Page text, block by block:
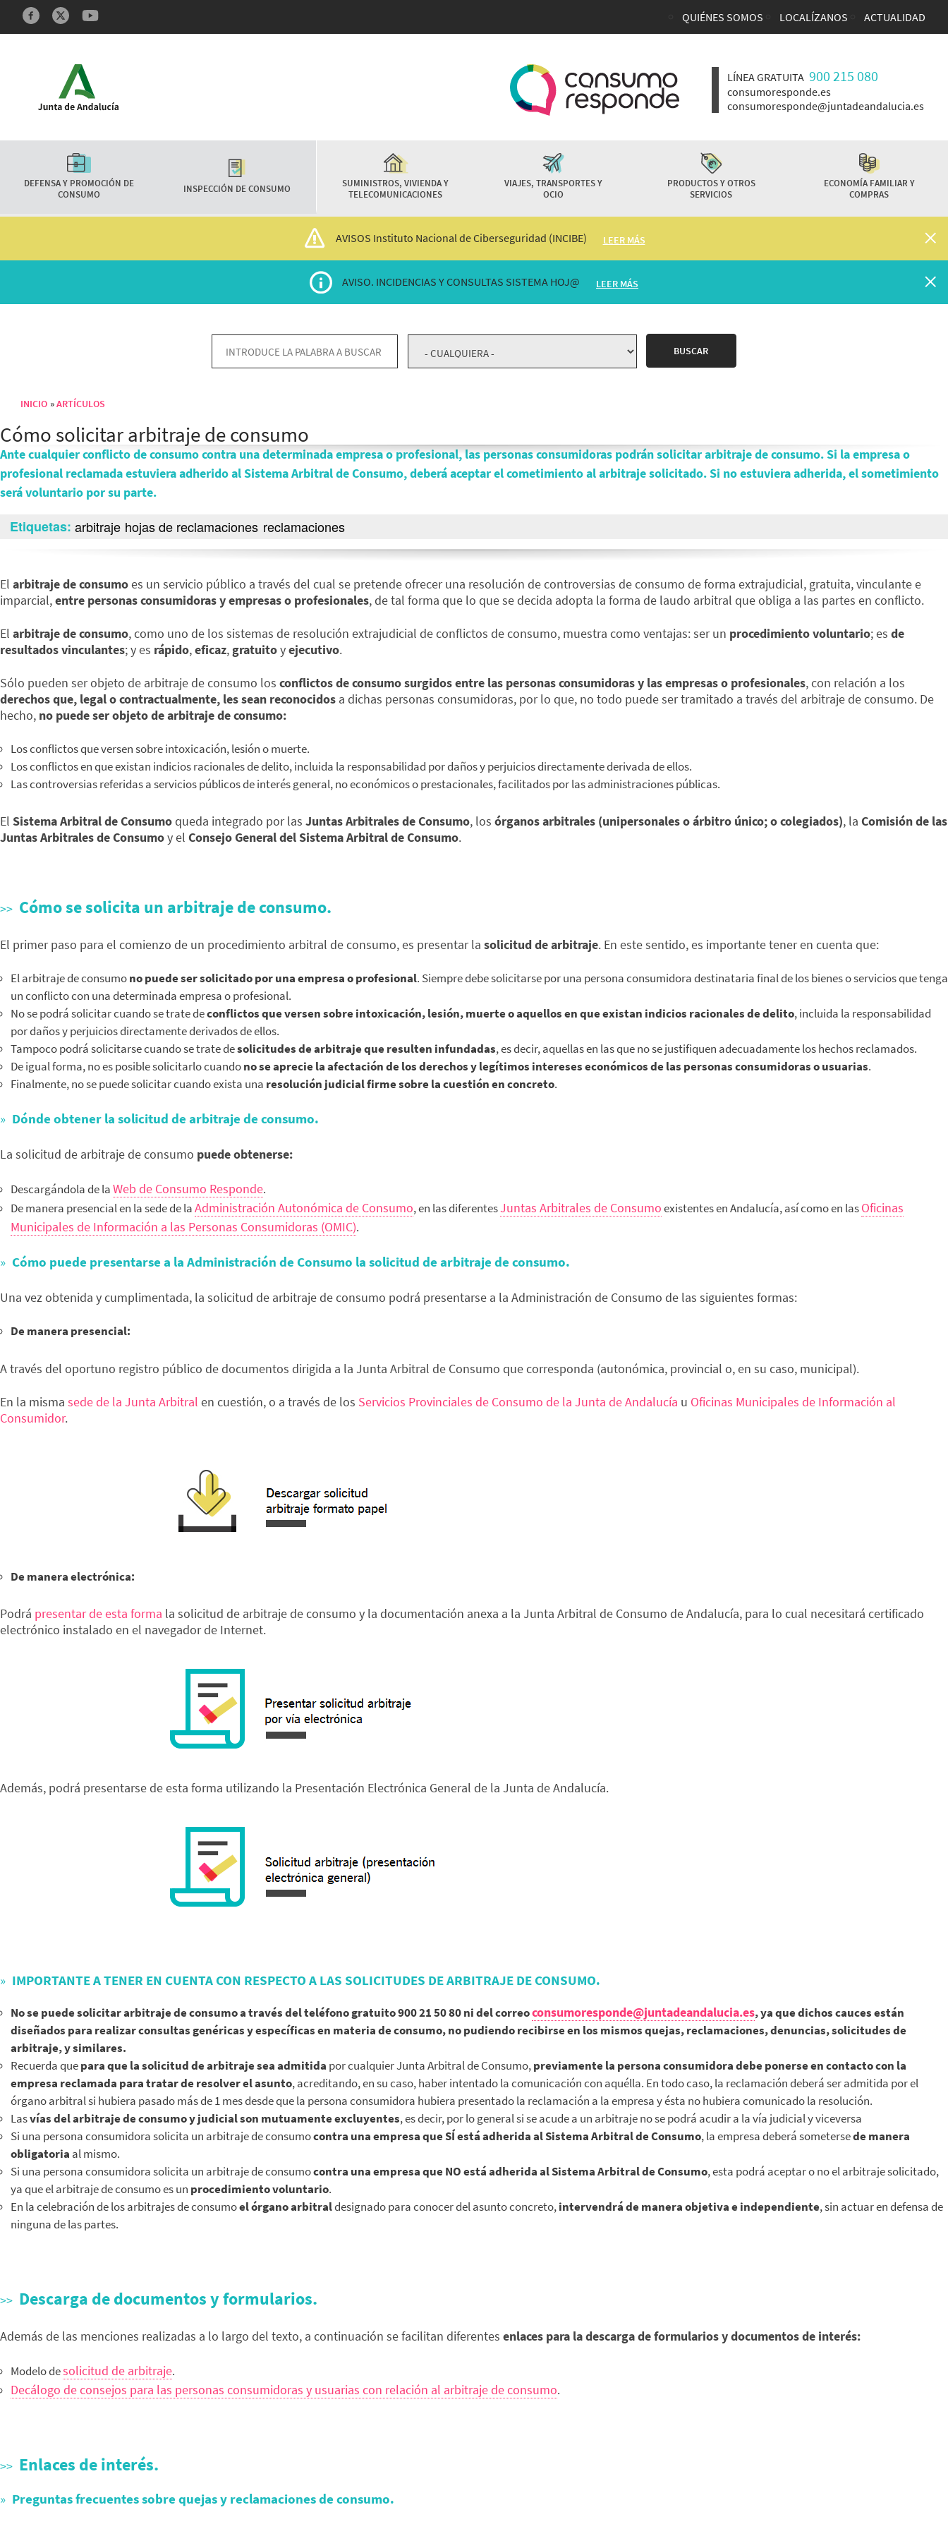
Redes sociales y Feeds Enlaces top cabecera
QUIÉNES SOMOS LOCALÍZANOS ACTUALIDAD
LÍNEA GRATUITA 900 215 080
consumoresponde.es
consumoresponde@juntadeandalucia.es
Características
DEFENSA Y PROMOCIÓN DE
CONSUMO
INSPECCIÓN DE CONSUMO
SUMINISTROS, VIVIENDA Y
TELECOMUNICACIONES
VIAJES, TRANSPORTES Y
OCIO
PRODUCTOS Y OTROS
SERVICIOS
ECONOMÍA FAMILIAR Y
COMPRAS
AVISOS Instituto Nacional de Ciberseguridad (INCIBE) LEER MÁS
AVISO. INCIDENCIAS Y CONSULTAS SISTEMA HOJ@ LEER MÁS
Sobrescribir enlaces de ayuda a la navegación
INICIO ARTÍCULOS
Cómo solicitar arbitraje de consumo
Ante cualquier conflicto de consumo contra una determinada empresa o profesional, las personas consumidoras podrán solicitar arbitraje de consumo. Si la empresa o
profesional reclamada estuviera adherido al Sistema Arbitral de Consumo, deberá aceptar el cometimiento al arbitraje solicitado. Si no estuviera adherida, el sometimiento
será voluntario por su parte.
Etiquetas arbitraje hojas de reclamaciones reclamaciones
El arbitraje de consumoes un servicio público a través del cual se pretende ofrecer una resolución de controversias de consumo de forma extrajudicial, gratuita, vinculante e
imparcial,entre personas consumidoras y empresas o profesionales, de tal forma que lo que se decida adopta la forma de laudo arbitral que obliga a las partes en conflicto.
El arbitraje de consumo, como uno de los sistemas de resolución extrajudicial de conflictos de consumo, muestra como ventajas: ser un procedimiento voluntario; es de
resultados vinculantes; y es rápido,eficaz, gratuitoyejecutivo.
Sólo pueden ser objeto de arbitraje de consumo los conflictos de consumo surgidos entre las personas consumidoras y las empresas o profesionales, con relación a los
derechos que, legal o contractualmente, les sean reconocidos a dichas personas consumidoras, por lo que, no todo puede ser tramitado a través del arbitraje de consumo. De
hecho, no puede ser objeto de arbitraje de consumo:
Los conflictos que versen sobre intoxicación, lesión o muerte.
Los conflictos en que existan indicios racionales de delito, incluida la responsabilidad por daños y perjuicios directamente derivada de ellos.
Las controversias referidas a servicios públicos de interés general, no económicos o prestacionales, facilitados por las administraciones públicas.
El Sistema Arbitral de Consumoqueda integrado por las Juntas Arbitrales de Consumo, los órganos arbitrales (unipersonales o árbitro único; o colegiados), la Comisión de las
Juntas Arbitrales de Consumoy el Consejo General del Sistema Arbitral de Consumo.
Cómo se solicita un arbitraje de consumo.
El primer paso para el comienzo de un procedimiento arbitral de consumo, es presentar la solicitud de arbitraje. En este sentido, es importante tener en cuenta que:
El arbitraje de consumono puede ser solicitado por una empresa o profesional. Siempre debe solicitarse por una persona consumidora destinataria final de los bienes o servicios que tenga
un conflicto con una determinada empresa o profesional.
No se podrá solicitar cuando se trate deconflictos que versen sobre intoxicación, lesión, muerte o aquellos en que existan indicios racionales de delito, incluida la responsabilidad
por daños y perjuicios directamente derivados de ellos.
Tampoco podrá solicitarse cuando se trate desolicitudes de arbitraje que resulten infundadas, es decir, aquellas en las que no se justifiquen adecuadamente los hechos reclamados.
De igual forma, no es posible solicitarlo cuandono se aprecie la afectación de los derechos y legítimos intereses económicos de las personas consumidoras o usuarias.
Finalmente, no se puede solicitar cuando exista una resolución judicial firme sobre la cuestión en concreto.
Dónde obtener la solicitud de arbitraje de consumo.
La solicitud de arbitraje de consumo puede obtenerse:
Descargándola de laWeb de Consumo Responde.
De manera presencial en la sede de laAdministración Autonómica de Consumo, en las diferentesJuntas Arbitrales de Consumoexistentes en Andalucía, así como en lasOficinas
Municipales de Información a las Personas Consumidoras (OMIC).
Cómo puede presentarse a la Administración de Consumo la solicitud de arbitraje de consumo.
Una vez obtenida y cumplimentada, la solicitud de arbitraje de consumo podrá presentarse a la Administración de Consumo de las siguientes formas:
De manera presencial:
A través del oportuno registro público de documentos dirigida a la Junta Arbitral de Consumo que corresponda (autonómica, provincial o, en su caso, municipal).
En la misma sede de la Junta Arbitral en cuestión, o a través de los Servicios Provinciales de Consumo de la Junta de Andalucía u Oficinas Municipales de Información al
Consumidor.
De manera electrónica:
Podrá presentar de esta forma la solicitud de arbitraje de consumo y la documentación anexa a la Junta Arbitral de Consumo de Andalucía, para lo cual necesitará certificado
electrónico instalado en el navegador de Internet.
Además, podrá presentarse de esta forma utilizando la Presentación Electrónica General de la Junta de Andalucía.
IMPORTANTE A TENER EN CUENTA CON RESPECTO A LAS SOLICITUDES DE ARBITRAJE DE CONSUMO.
No se puede solicitar arbitraje de consumo a través del teléfono gratuito 900 21 50 80 ni del correoconsumoresponde@juntadeandalucia.es, ya que dichos cauces están
diseñados para realizar consultas genéricas y específicas en materia de consumo, no pudiendo recibirse en los mismos quejas, reclamaciones, denuncias, solicitudes de
arbitraje, y similares.
Recuerda quepara que la solicitud de arbitraje sea admitida por cualquier Junta Arbitral de Consumo,previamente la persona consumidora debe ponerse en contacto con la
empresa reclamada para tratar de resolver el asunto, acreditando, en su caso, haber intentado la comunicación con aquélla. En todo caso, la reclamación deberá ser admitida por el
órgano arbitral si hubiera pasado más de 1 mes desde que la persona consumidora hubiera presentado la reclamación a la empresa y ésta no hubiera comunicado la resolución.
Lasvías del arbitraje de consumo y judicial son mutuamente excluyentes, es decir, por lo general si se acude a un arbitraje no se podrá acudir a la vía judicial y viceversa
Si una persona consumidora solicita un arbitraje de consumocontra una empresa que SÍ está adherida al Sistema Arbitral de Consumo, la empresa deberá sometersede manera
obligatoria al mismo.
Si una persona consumidora solicita un arbitraje de consumocontra una empresa que NO está adherida al Sistema Arbitral de Consumo, esta podrá aceptar o no el arbitraje solicitado,
ya que el arbitraje de consumo es un procedimiento voluntario.
En la celebración de los arbitrajes de consumoel órgano arbitraldesignado para conocer del asunto concreto,intervendrá de manera objetiva e independiente, sin actuar en defensa de
ninguna de las partes.
Descarga de documentos y formularios.
Además de las menciones realizadas a lo largo del texto, a continuación se facilitan diferentes enlaces para la descarga de formularios y documentos de interés:
Modelo desolicitud de arbitraje.
Decálogo de consejos para las personas consumidoras y usuarias con relación al arbitraje de consumo.
Enlaces de interés.
Preguntas frecuentes sobre quejas y reclamaciones de consumo.